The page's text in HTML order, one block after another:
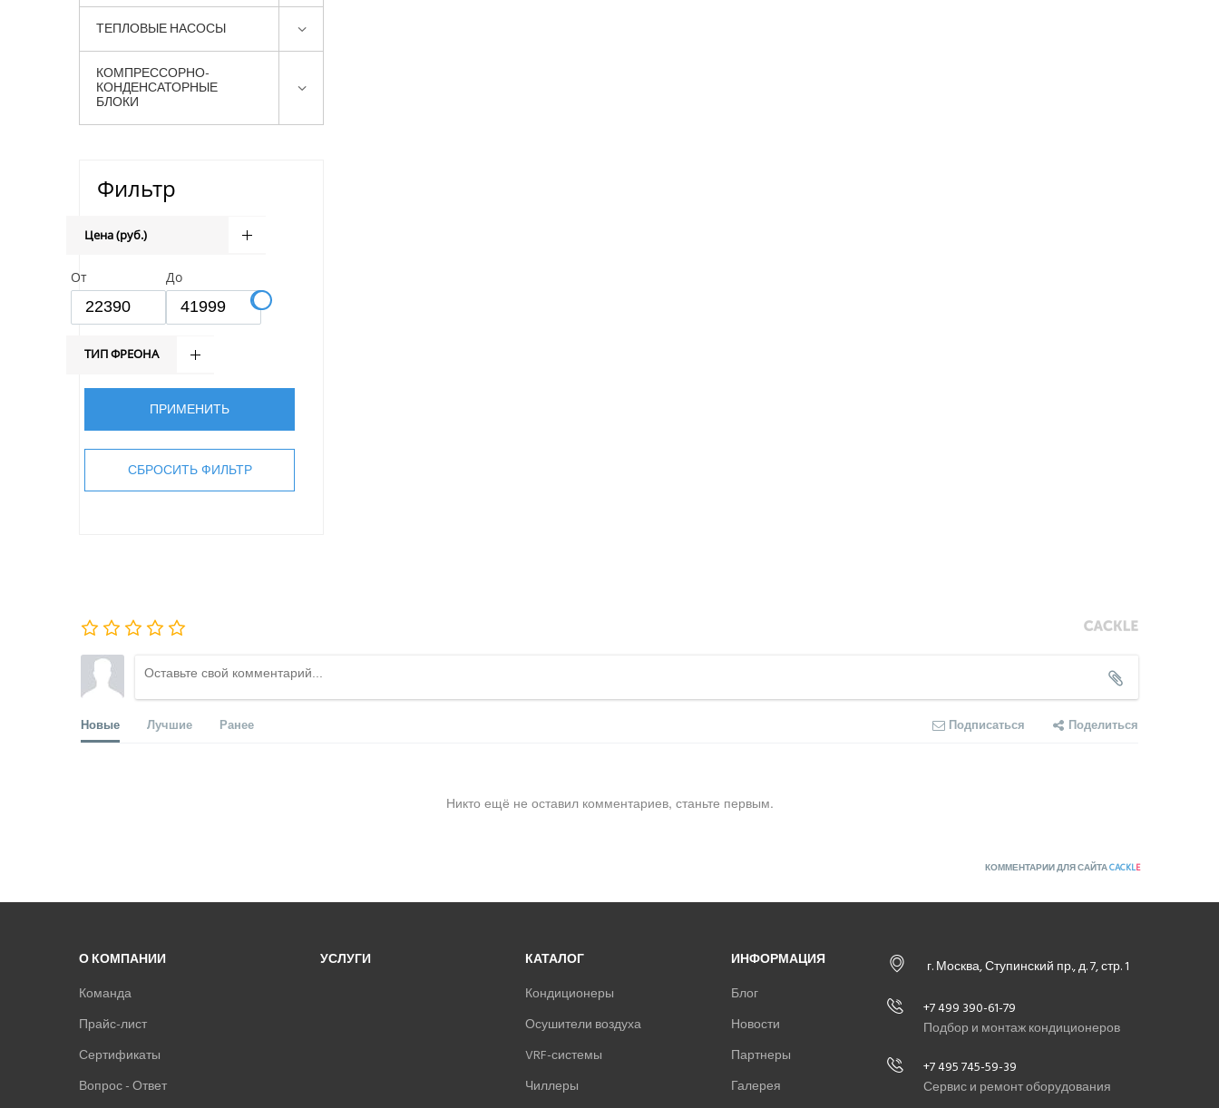
ТЕПЛОВЫЕ НАСОСЫ
КОМПРЕССОРНО-
КОНДЕНСАТОРНЫЕ
БЛОКИ
Фильтр
Цена (руб.)
От До
ТИП ФРЕОНА
Новые Лучшие Ранее Подписаться Поделиться
Никто ещё не оставил комментариев, станьте первым.
КОММЕНТАРИИ ДЛЯ САЙТАCACKLE
О КОМПАНИИ
Команда
Прайс-лист
Сертификаты
Вопрос - Ответ
УСЛУГИ
КАТАЛОГ
Кондиционеры
Осушители воздуха
VRF-системы
Чиллеры
ИНФОРМАЦИЯ
Блог
Новости
Партнеры
Галерея
г. Москва, Ступинский пр., д. 7, стр. 1
+7 499 390-61-79
Подбор и монтаж кондиционеров
+7 495 745-59-39
Сервис и ремонт оборудования